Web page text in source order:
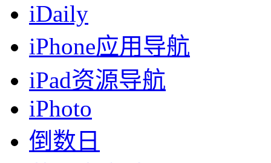
iDaily
iPhone应用导航
iPad资源导航
iPhoto
倒数日